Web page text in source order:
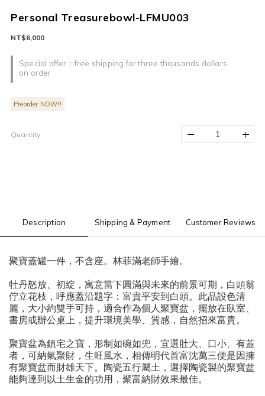
Personal Treasurebowl-LFMU003
Special offer：free shipping for three thousands dollars.
on order
NT$6,000
Preorder NOW!!
Quantity
Description Shipping & Payment Customer Reviews
聚寶蓋罐一件，不含座。林菲滿老師手繪。
牡丹怒放、初綻，寓意當下圓滿與未來的前景可期，白頭翁
佇立花枝，呼應蓋沿題字：富貴平安到白頭。此品設色清
麗，大小約雙手可持，適合作為個人聚寶盆，擺放在臥室、
書房或辦公桌上，提升環境美學、質感，自然招來富貴。
聚寶盆為鎮宅之寶，形制如碗如兜，宜選肚大、口小、有蓋
者，可納氣聚財，生旺風水，相傳明代首富沈萬三便是因擁
有聚寶盆而財雄天下。陶瓷五行屬土，選擇陶瓷製的聚寶盆
能夠達到以土生金的功用，聚富納財效果最佳。